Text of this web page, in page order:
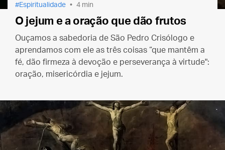
Espiritualidade 4 min
O jejum e a oração que dão frutos
Ouçamos a sabedoria de São Pedro Crisólogo e
aprendamos com ele as três coisas “que mantêm a
fé, dão firmeza à devoção e perseverança à virtude":
oração, misericórdia e jejum.